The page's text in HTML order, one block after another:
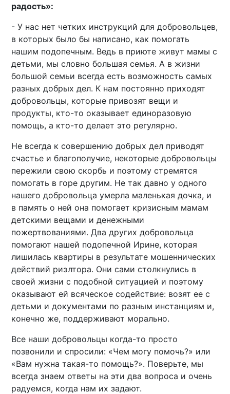
радость»:
- У нас нет четких инструкций для добровольцев,
в которых было бы написано, как помогать
нашим подопечным. Ведь в приюте живут мамы с
детьми, мы словно большая семья. А в жизни
большой семьи всегда есть возможность самых
разных добрых дел. К нам постоянно приходят
добровольцы, которые привозят вещи и
продукты, кто-то оказывает единоразовую
помощь, а кто-то делает это регулярно.
Не всегда к совершению добрых дел приводят
счастье и благополучие, некоторые добровольцы
пережили свою скорбь и поэтому стремятся
помогать в горе другим. Не так давно у одного
нашего добровольца умерла маленькая дочка, и
в память о ней она помогает кризисным мамам
детскими вещами и денежными
пожертвованиями. Два других добровольца
помогают нашей подопечной Ирине, которая
лишилась квартиры в результате мошеннических
действий риэлтора. Они сами столкнулись в
своей жизни с подобной ситуацией и поэтому
оказывают ей всяческое содействие: возят ее с
детьми и документами по разным инстанциям и,
конечно же, поддерживают морально.
Все наши добровольцы когда-то просто
позвонили и спросили: «Чем могу помочь?» или
«Вам нужна такая-то помощь?». Поверьте, мы
всегда знаем ответы на эти два вопроса и очень
радуемся, когда нам их задают.